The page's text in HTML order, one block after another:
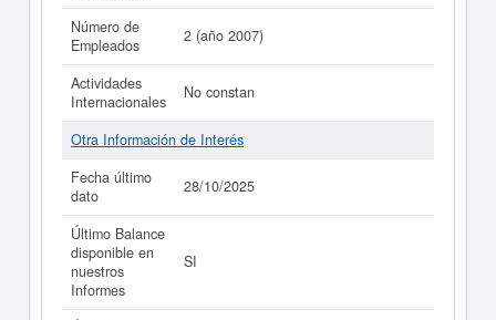
Número de
Empleados
2 (año 2007)
Actividades
Internacionales
No constan
Otra Información de Interés
Fecha último
dato
28/10/2025
Último Balance
disponible en
nuestros
Informes
SI